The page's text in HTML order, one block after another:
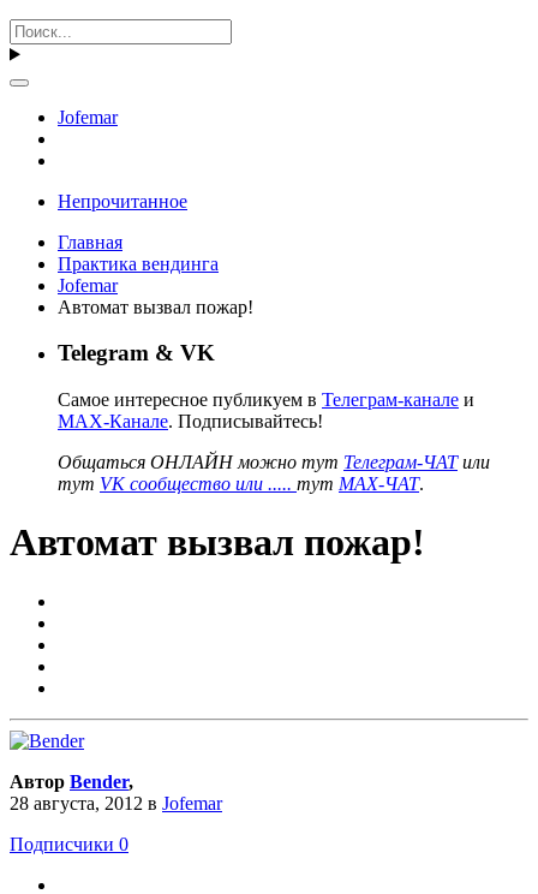
Jofemar
Непрочитанное
Главная
Практика вендинга
Jofemar
Автомат вызвал пожар!
Telegram & VK
Самое интересное публикуем в Телеграм-канале и
MAX-Канале. Подписывайтесь!
Общаться ОНЛАЙН можно тут Телеграм-ЧАТили
тут VK сообщество или ..... тут MAX-ЧАТ.
Автомат вызвал пожар!
Автор Bender,
28 августа, 2012 в Jofemar
Подписчики 0